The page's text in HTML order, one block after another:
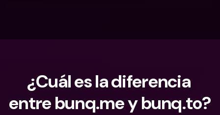
¿Cuál es la diferencia
entre bunq.me y bunq.to?